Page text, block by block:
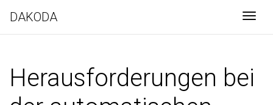
DAKODA
Herausforderungen bei